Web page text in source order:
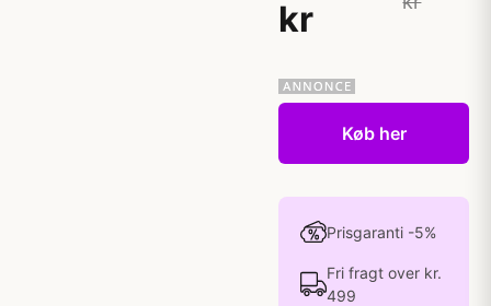
kr
Køb her
Prisgaranti -5%
Fri fragt over kr.
499